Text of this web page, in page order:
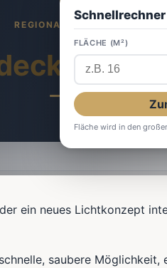
Schnellrechner
FLÄCHE (M²)
Fläche wird in den
in
ein neues Lichtkonzept
saubere Möglichkeit,